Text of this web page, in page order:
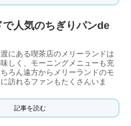
で人気のちぎりパンde
にある喫茶店のメリーランドは
しく、モーニングメニューも充
ろん遠方からメリーランドのモ
訪れるファンもたくさんいま
記事を読む